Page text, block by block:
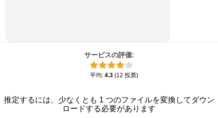
サービスの評価:
平均: 4.3 (12 投票)
推定するには、少なくとも 1 つのファイルを変換してダウン
ロードする必要があります